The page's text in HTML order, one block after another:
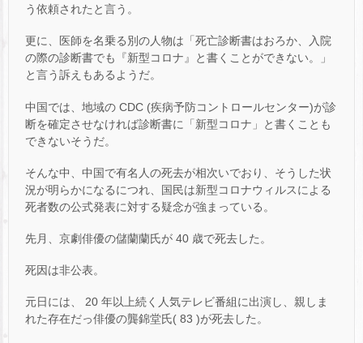
う依頼されたと言う。
更に、医師を名乗る別の人物は「死亡診断書はおろか、入院
の際の診断書でも『新型コロナ』と書くことができない。」
と言う訴えもあるようだ。
中国では、地域の CDC (疾病予防コントロールセンター)が診
断を確定させなければ診断書に「新型コロナ」と書くことも
できないそうだ。
そんな中、中国で有名人の死去が相次いでおり、そうした状
況が明らかになるにつれ、国民は新型コロナウィルスによる
死者数の公式発表に対する疑念が強まっている。
先月、京劇俳優の儲蘭蘭氏が 40 歳で死去した。
死因は非公表。
元日には、 20 年以上続く人気テレビ番組に出演し、親しま
れた存在だっ俳優の龔錦堂氏( 83 )が死去した。